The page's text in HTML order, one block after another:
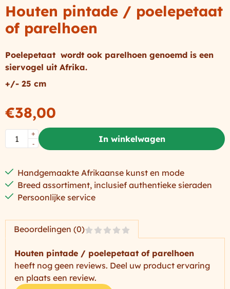
Houten pintade / poelepetaat
of parelhoen
Poelepetaat wordt ook parelhoen genoemd is een
siervogel uit Afrika.
+/- 25 cm
€38,00
Aantal
+
-
In winkelwagen
Handgemaakte Afrikaanse kunst en mode
Breed assortiment, inclusief authentieke sieraden
Persoonlijke service
Beoordelingen (0)
Houten pintade / poelepetaat of parelhoen
heeft nog geen reviews. Deel uw product ervaring
en plaats een review.